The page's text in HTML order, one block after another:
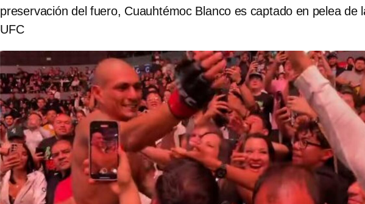
preservación del fuero, Cuauhtémoc Blanco es captado en pelea de
UFC